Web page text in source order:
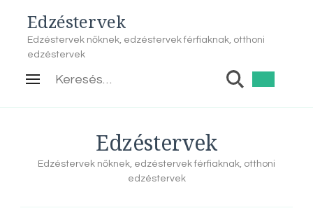
Edzéstervek
Edzéstervek nőknek, edzéstervek férfiaknak, otthoni
edzéstervek
Keresés:
Edzéstervek
Edzéstervek nőknek, edzéstervek férfiaknak, otthoni
edzéstervek